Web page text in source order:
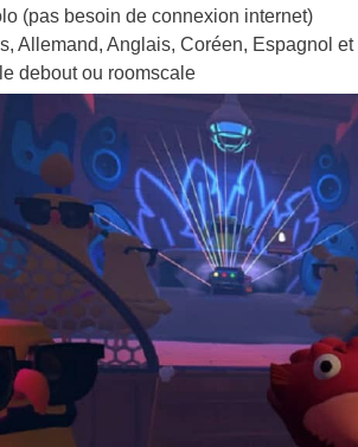
(pas besoin de connexion internet)
Allemand, Anglais, Coréen, Espagnol
debout ou roomscale